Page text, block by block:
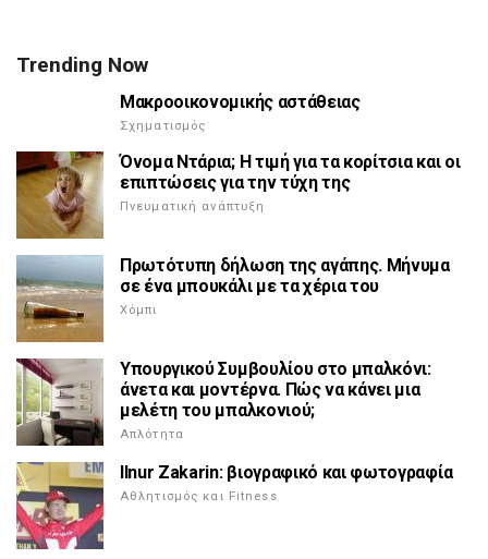
Trending Now
Μακροοικονομικής αστάθειας
Σχηματισμός
Όνομα Ντάρια; Η τιμή για τα κορίτσια και οι
επιπτώσεις για την τύχη της
Πνευματική ανάπτυξη
Πρωτότυπη δήλωση της αγάπης. Μήνυμα
σε ένα μπουκάλι με τα χέρια του
Χόμπι
Υπουργικού Συμβουλίου στο μπαλκόνι:
άνετα και μοντέρνα. Πώς να κάνει μια
μελέτη του μπαλκονιού;
Απλότητα
Ilnur Zakarin: βιογραφικό και φωτογραφία
Αθλητισμός και Fitness